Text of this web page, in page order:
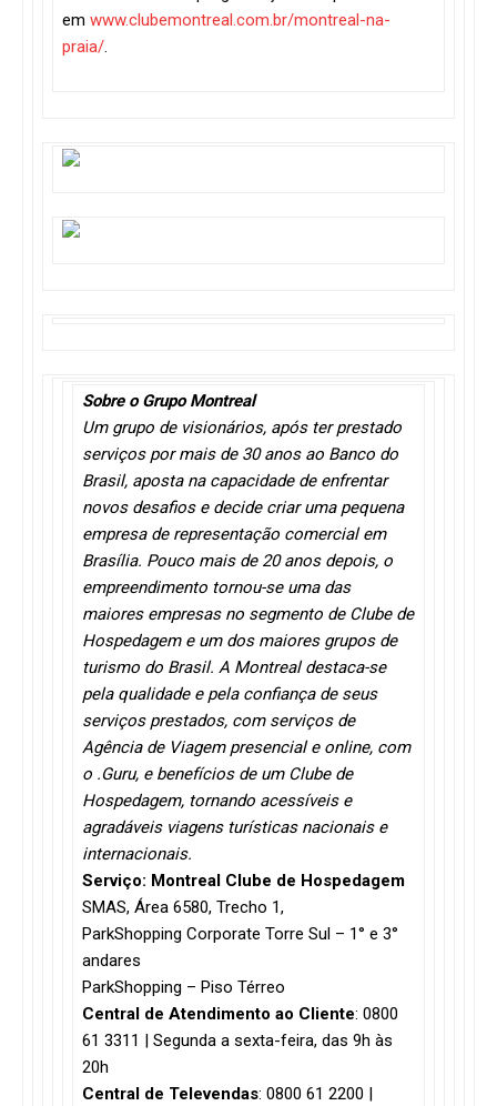
em www.clubemontreal.com.br/montreal-na-
praia/.
Sobre o Grupo Montreal
Um grupo de visionários, após ter prestado
serviços por mais de 30 anos ao Banco do
Brasil, aposta na capacidade de enfrentar
novos desafios e decide criar uma pequena
empresa de representação comercial em
Brasília. Pouco mais de 20 anos depois, o
empreendimento tornou-se uma das
maiores empresas no segmento de Clube de
Hospedagem e um dos maiores grupos de
turismo do Brasil. A Montreal destaca-se
pela qualidade e pela confiança de seus
serviços prestados, com serviços de
Agência de Viagem presencial e online, com
o .Guru, e benefícios de um Clube de
Hospedagem, tornando acessíveis e
agradáveis viagens turísticas nacionais e
internacionais.
Serviço: Montreal Clube de Hospedagem
SMAS, Área 6580, Trecho 1,
ParkShopping Corporate Torre Sul – 1° e 3°
andares
ParkShopping – Piso Térreo
Central de Atendimento ao Cliente: 0800
61 3311 | Segunda a sexta-feira, das 9h às
20h
Central de Televendas: 0800 61 2200 |